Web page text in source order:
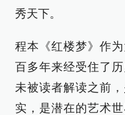
秀天下。
程本《红楼梦》作
百多年来经受住了
未被读者解读之前
实，是潜在的艺术